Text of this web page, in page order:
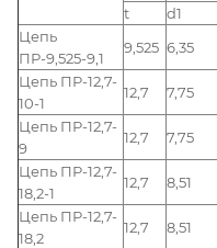
t d1
Цепь
ПР-9,525-9,1
9,525 6,35
Цепь ПР-12,7-
10-1
12,7 7,75
Цепь ПР-12,7-
9
12,7 7,75
Цепь ПР-12,7-
18,2-1
12,7 8,51
Цепь ПР-12,7-
18,2
12,7 8,51